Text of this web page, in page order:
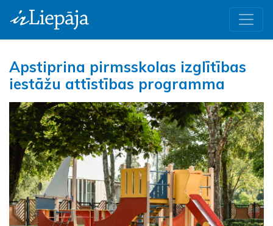
Apstiprina pirmsskolas izglītības
iestāžu attīstības programma